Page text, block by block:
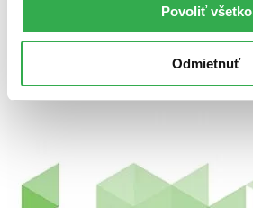
Povoliť všetko
Odmietnuť